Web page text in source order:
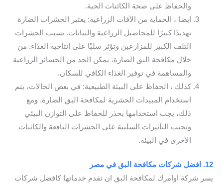
والحفاظ على صحة الكائنات الحية.
ايضا ، الحماية من الآفات الزراعية: يعتبر الحشرات الضارة
تهديدًا كبيرًا للمحاصيل الزراعية والنباتات. تسبب الحشرات
التلف الكبير للمزارعين وتؤثر سلبًا على إنتاجية الغذاء. من
خلال مكافحة البق الضارة، يمكن الحد من الخسائر الزراعية
والمساهمة في توفير الغذاء الكافي للسكان.
كذلك ، الحفاظ على البيئة الطبيعية: في بعض الحالات، يتم
استخدام المبيدات الحشرية لمكافحة البق الضارة. ومع
ذلك، يجب استخدامها بحذر للحفاظ على التوازن البيئي
وتجنب التأثيرات السلبية على الحشرات النافعة والكائنات
الأخرى في البيئة.
12. افضل شركات مكافحة البق في مصر
يسر شركة اوامرك لمكافحة البق ان تقدم خدماتها كافضل شركات